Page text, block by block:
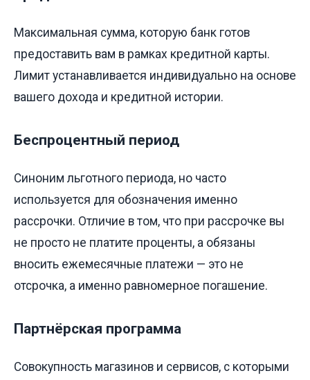
Максимальная сумма, которую банк готов
предоставить вам в рамках кредитной карты.
Лимит устанавливается индивидуально на основе
вашего дохода и кредитной истории.
Беспроцентный период
Синоним льготного периода, но часто
используется для обозначения именно
рассрочки. Отличие в том, что при рассрочке вы
не просто не платите проценты, а обязаны
вносить ежемесячные платежи — это не
отсрочка, а именно равномерное погашение.
Партнёрская программа
Совокупность магазинов и сервисов, с которыми